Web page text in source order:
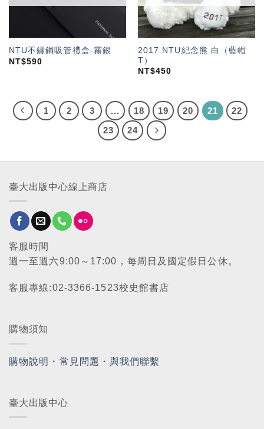
NTU不鏽鋼吸管禮盒-霧銀
NT$590
2017 NTU紀念熊 白（藍帽
T）
NT$450
1 2 3 ... 18 19 20 21
22
23
24
臺大出版中心線上商店
客服時間
週一至週六9:00～17:00，每周日及國定假日公休。
客服專線:02-3366-1523校史館書店
購物須知
購物說明 ・ 常見問題 ・與我們聯繫
臺大出版中心